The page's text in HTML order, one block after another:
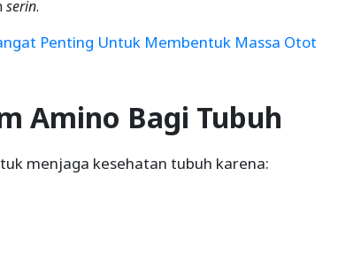
serin.
Penting Untuk Membentuk Massa Otot
Amino Bagi Tubuh
menjaga kesehatan tubuh karena: